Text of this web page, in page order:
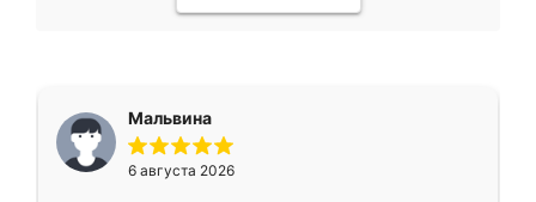
Мальвина
6 августа 2026